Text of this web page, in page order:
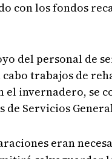
con los fondos
del personal de
trabajos de
el invernadero, se
de Servicios
eran